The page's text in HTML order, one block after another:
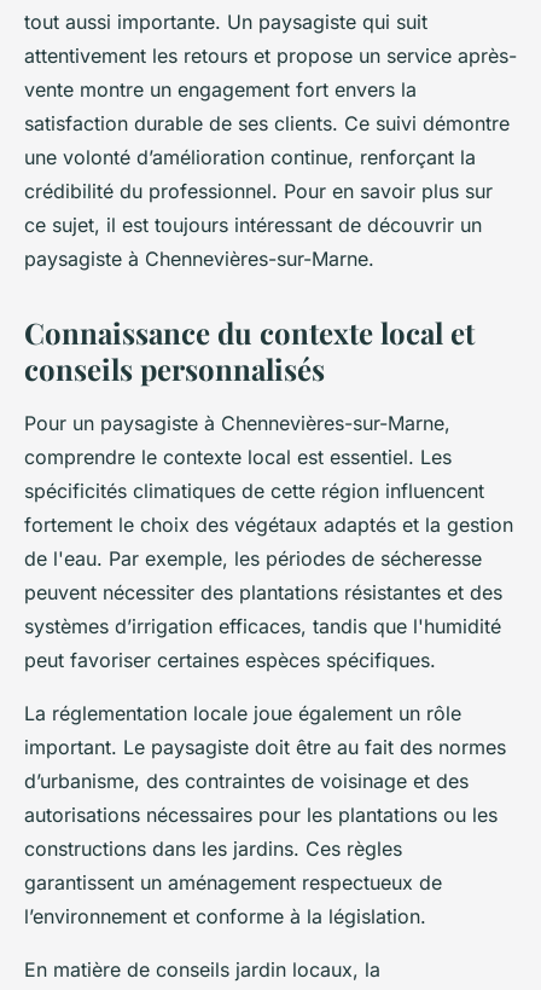
tout aussi importante. Un paysagiste qui suit
attentivement les retours et propose un service après-
vente montre un engagement fort envers la
satisfaction durable de ses clients. Ce suivi démontre
une volonté d’amélioration continue, renforçant la
crédibilité du professionnel. Pour en savoir plus sur
ce sujet, il est toujours intéressant de découvrir un
paysagiste à Chennevières-sur-Marne.
Connaissance du contexte local et
conseils personnalisés
Pour un paysagiste à Chennevières-sur-Marne,
comprendre le contexte local est essentiel. Les
spécificités climatiques de cette région influencent
fortement le choix des végétaux adaptés et la gestion
de l'eau. Par exemple, les périodes de sécheresse
peuvent nécessiter des plantations résistantes et des
systèmes d’irrigation efficaces, tandis que l'humidité
peut favoriser certaines espèces spécifiques.
La réglementation locale joue également un rôle
important. Le paysagiste doit être au fait des normes
d’urbanisme, des contraintes de voisinage et des
autorisations nécessaires pour les plantations ou les
constructions dans les jardins. Ces règles
garantissent un aménagement respectueux de
l’environnement et conforme à la législation.
En matière de conseils jardin locaux, la